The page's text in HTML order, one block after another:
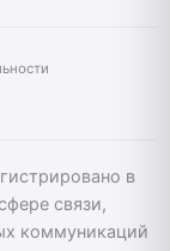
в
связи,
коммуникаций